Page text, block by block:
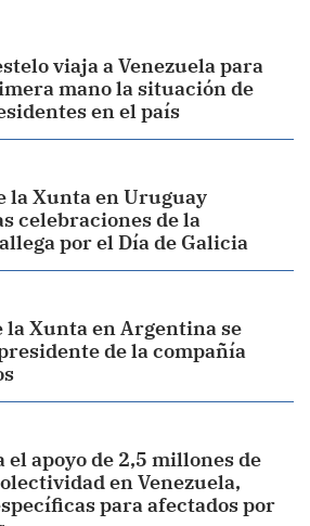
viaja a Venezuela para
mano la situación de
en el país
la Xunta en Uruguay
celebraciones de la
por el Día de Galicia
la Xunta en Argentina se
de la compañía
el apoyo de 2,5 millones de
en Venezuela,
para afectados por